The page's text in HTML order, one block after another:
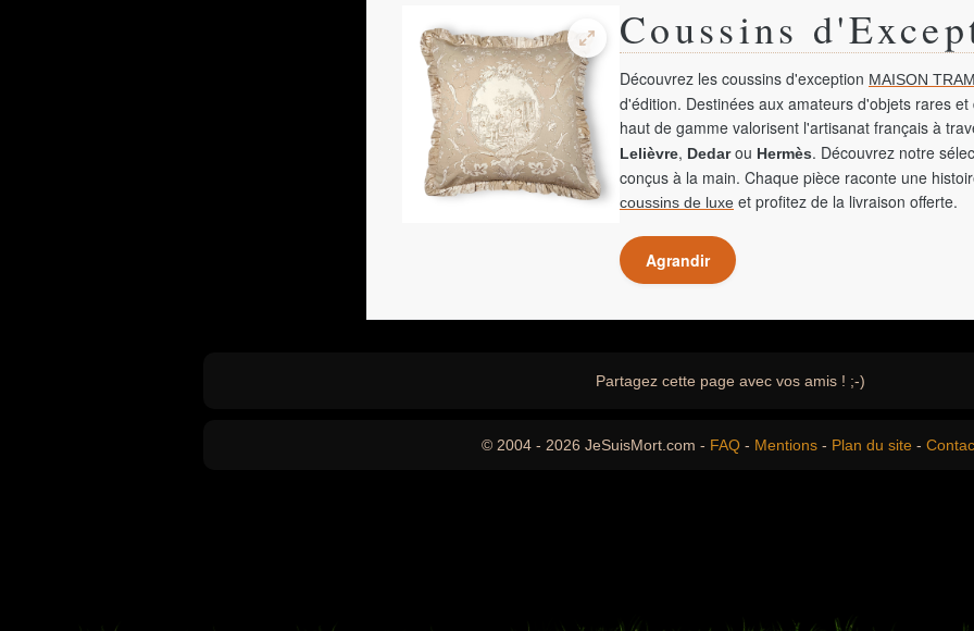
Coussins
Découvrez les coussins d'exception MAISON
d'édition. Destinées aux amateurs d'objets rares
haut de gamme valorisent l'artisanat français à
Lelièvre, Dedarou Hermès. Découvrez notre
conçus à la main. Chaque pièce raconte une
coussins de luxe et profitez de la livraison offerte.
Agrandir
Partagez cette page avec vos amis ! ;-)
© 2004 - 2026 JeSuisMort.com - FAQ - Mentions - Plan du site -